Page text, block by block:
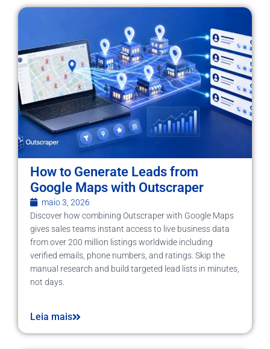
How to Generate Leads from
Google Maps with Outscraper
maio 3, 2026
Discover how combining Outscraper with Google Maps
gives sales teams instant access to live business data
from over 200 million listings worldwide including
verified emails, phone numbers, and ratings. Skip the
manual research and build targeted lead lists in minutes,
not days.
Leia mais